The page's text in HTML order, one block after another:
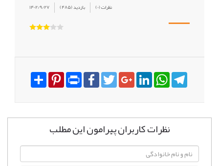
1402/9/27 (485) بازدید (0) نظرات
SharePinterestPrint FacebookTwitterGoogle+LinkedInWhatsApp
نظرات کاربران پیرامون این مطلب